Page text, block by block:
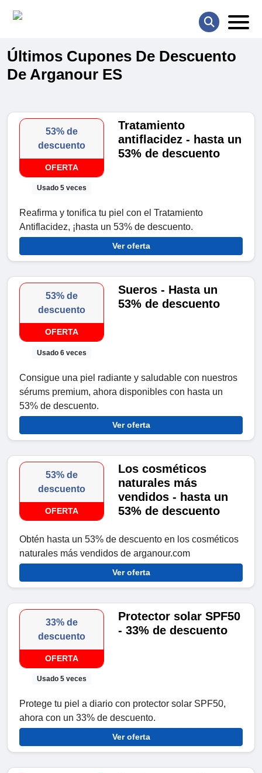
Últimos Cupones De Descuento
De Arganour ES
53% de
descuento
OFERTA
Usado 5 veces
Tratamiento
antiflacidez - hasta un
53% de descuento
Reafirma y tonifica tu piel con el Tratamiento
Antiflacidez, ¡hasta un 53% de descuento.
Ver oferta
53% de
descuento
OFERTA
Usado 6 veces
Sueros - Hasta un
53% de descuento
Consigue una piel radiante y saludable con nuestros
sérums premium, ahora disponibles con hasta un
53% de descuento.
Ver oferta
53% de
descuento
OFERTA
Los cosméticos
naturales más
vendidos - hasta un
53% de descuento
Obtén hasta un 53% de descuento en los cosméticos
naturales más vendidos de arganour.com
Ver oferta
33% de
descuento
OFERTA
Usado 5 veces
Protector solar SPF50
- 33% de descuento
Protege tu piel a diario con protector solar SPF50,
ahora con un 33% de descuento.
Ver oferta